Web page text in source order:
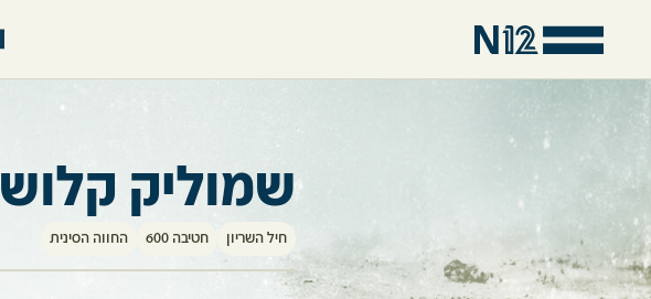
שמוליק קלוש
חיל השריון חטיבה 600 החווה הסינית